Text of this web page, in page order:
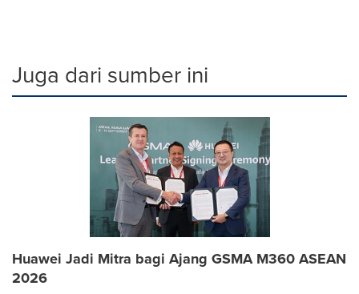
Juga dari sumber ini
Huawei Jadi Mitra bagi Ajang GSMA M360 ASEAN
2026